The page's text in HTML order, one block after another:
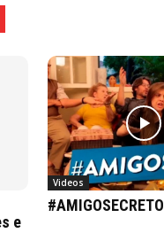
e
Videos
#AMIGOSECRETO